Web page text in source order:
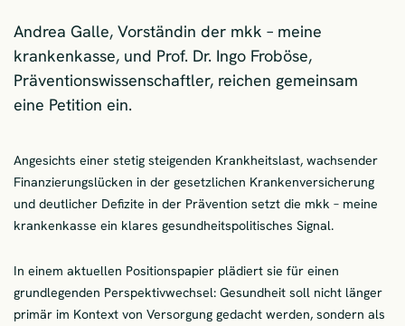
Andrea Galle, Vorständin der mkk – meine
krankenkasse, und Prof. Dr. Ingo Froböse,
Präventionswissenschaftler, reichen gemeinsam
eine Petition ein.
Angesichts einer stetig steigenden Krankheitslast, wachsender
Finanzierungslücken in der gesetzlichen Krankenversicherung
und deutlicher Defizite in der Prävention setzt die mkk – meine
krankenkasse ein klares gesundheitspolitisches Signal.
In einem aktuellen Positionspapier plädiert sie für einen
grundlegenden Perspektivwechsel: Gesundheit soll nicht länger
primär im Kontext von Versorgung gedacht werden, sondern als